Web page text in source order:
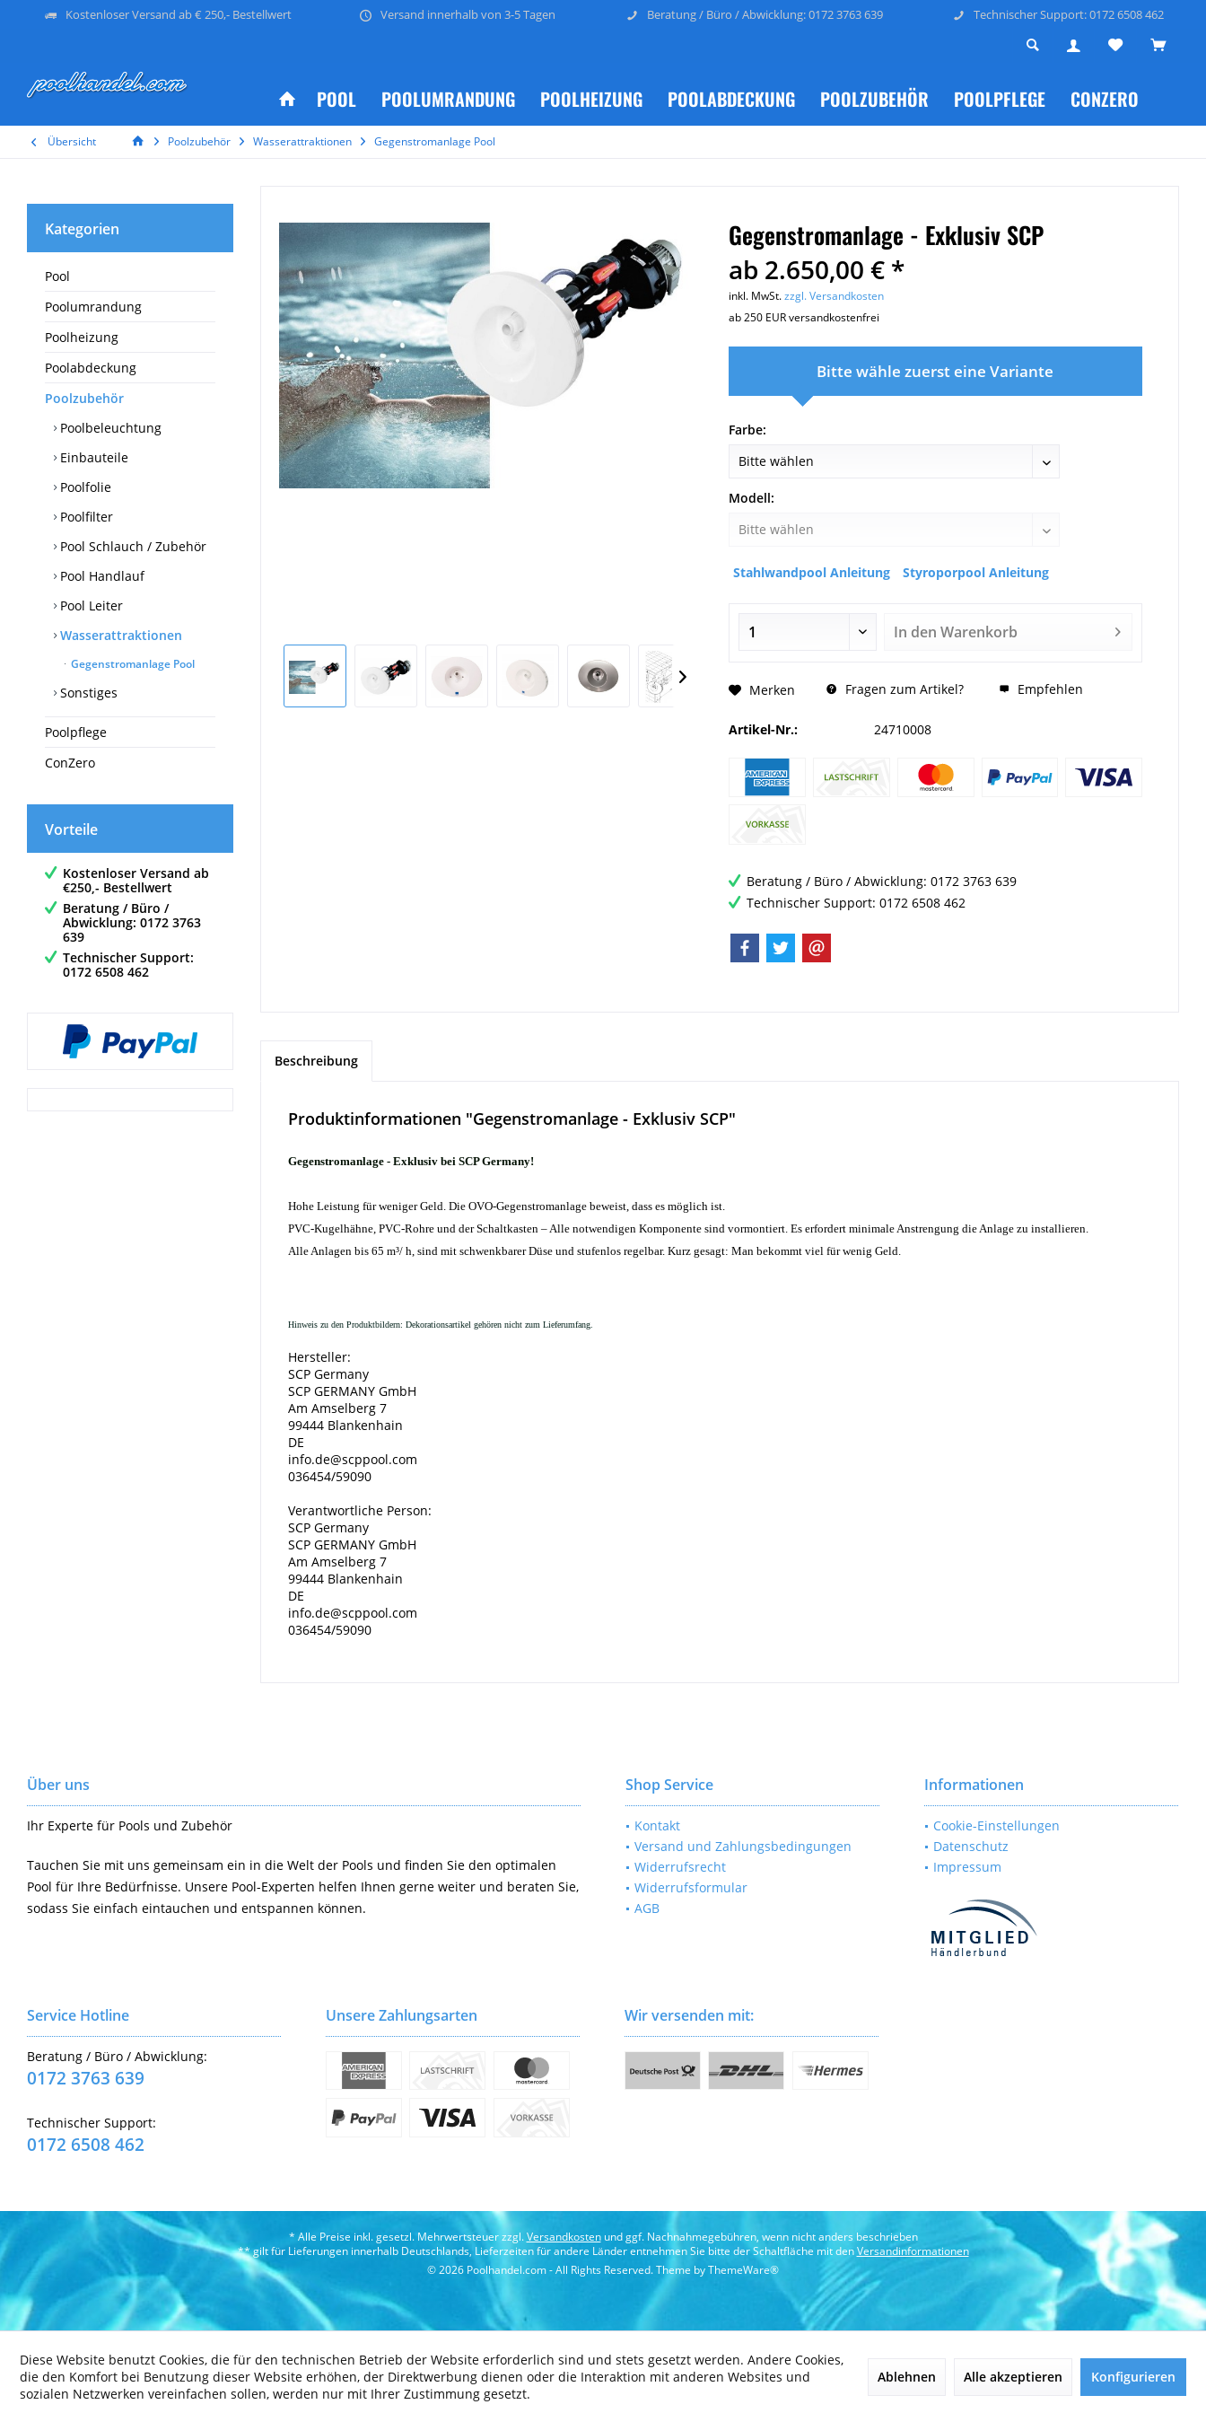
Kostenloser Versand ab € 250,- Bestellwert Versand innerhalb von 3-5 Tagen Beratung / Büro / Abwicklung: 0172 3763 639 Technischer Support: 0172 6508 462
POOL POOLUMRANDUNG POOLHEIZUNG POOLABDECKUNG POOLZUBEHÖR POOLPFLEGE CONZERO
Übersicht Poolzubehör Wasserattraktionen Gegenstromanlage Pool
Kategorien
Pool
Poolumrandung
Poolheizung
Poolabdeckung
Poolzubehör
Poolbeleuchtung
Einbauteile
Poolfolie
Poolfilter
Pool Schlauch / Zubehör
Pool Handlauf
Pool Leiter
Wasserattraktionen
Gegenstromanlage Pool
Sonstiges
Poolpflege
ConZero
Vorteile
Kostenloser Versand ab
€250,- Bestellwert
Beratung / Büro /
Abwicklung: 0172 3763
639
Technischer Support:
0172 6508 462
Gegenstromanlage - Exklusiv SCP
ab 2.650,00 € *
inkl. MwSt.zzgl. Versandkosten
ab 250 EUR versandkostenfrei
Bitte wähle zuerst eine Variante
Farbe:
Modell:
Stahlwandpool Anleitung Styroporpool Anleitung
In den Warenkorb
Merken Fragen zum Artikel? Empfehlen
Artikel-Nr.: 24710008
Beratung / Büro / Abwicklung: 0172 3763 639
Technischer Support: 0172 6508 462
Beschreibung
Produktinformationen "Gegenstromanlage - Exklusiv SCP"
Gegenstromanlage - Exklusiv bei SCP Germany!
Hohe Leistung für weniger Geld. Die OVO-Gegenstromanlage beweist, dass es möglich ist.
PVC-Kugelhähne, PVC-Rohre und der Schaltkasten – Alle notwendigen Komponente sind vormontiert. Es erfordert minimale Anstrengung die Anlage zu installieren.
Alle Anlagen bis 65 m³/ h, sind mit schwenkbarer Düse und stufenlos regelbar. Kurz gesagt: Man bekommt viel für wenig Geld.
Hinweis zu den Produktbildern: Dekorationsartikel gehören nicht zum Lieferumfang.
Hersteller:
SCP Germany
SCP GERMANY GmbH
Am Amselberg 7
99444 Blankenhain
DE
info.de@scppool.com
036454/59090
Verantwortliche Person:
SCP Germany
SCP GERMANY GmbH
Am Amselberg 7
99444 Blankenhain
DE
info.de@scppool.com
036454/59090
Über uns
Ihr Experte für Pools und Zubehör
Tauchen Sie mit uns gemeinsam ein in die Welt der Pools und finden Sie den optimalen
Pool für Ihre Bedürfnisse. Unsere Pool-Experten helfen Ihnen gerne weiter und beraten Sie,
sodass Sie einfach eintauchen und entspannen können.
Shop Service
Kontakt
Versand und Zahlungsbedingungen
Widerrufsrecht
Widerrufsformular
AGB
Informationen
Cookie-Einstellungen
Datenschutz
Impressum
Service Hotline
Beratung / Büro / Abwicklung:
0172 3763 639
Technischer Support:
0172 6508 462
Unsere Zahlungsarten Wir versenden mit:
* Alle Preise inkl. gesetzl. Mehrwertsteuer zzgl.Versandkostenund ggf. Nachnahmegebühren, wenn nicht anders beschrieben
** gilt für Lieferungen innerhalb Deutschlands, Lieferzeiten für andere Länder entnehmen Sie bitte der Schaltfläche mit denVersandinformationen
© 2026 Poolhandel.com - All Rights Reserved. Theme byThemeWare®
Diese Website benutzt Cookies, die für den technischen Betrieb der Website erforderlich sind und stets gesetzt werden. Andere Cookies,
die den Komfort bei Benutzung dieser Website erhöhen, der Direktwerbung dienen oder die Interaktion mit anderen Websites und
sozialen Netzwerken vereinfachen sollen, werden nur mit Ihrer Zustimmung gesetzt.
Ablehnen Alle akzeptieren Konfigurieren